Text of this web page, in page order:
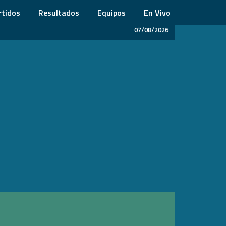
Resultados Equipos En Vivo
07/08/2026